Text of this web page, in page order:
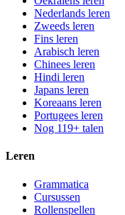
Nederlands leren
Zweeds leren
Fins leren
Arabisch leren
Chinees leren
Hindi leren
Japans leren
Koreaans leren
Portugees leren
Nog 119+ talen
Leren
Grammatica
Cursussen
Rollenspellen